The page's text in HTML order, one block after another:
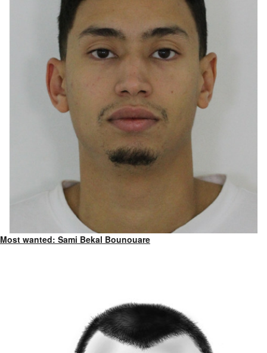
Most wanted: Sami Bekal Bounouare